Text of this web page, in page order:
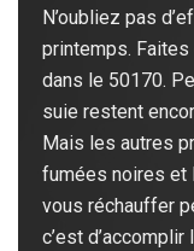
N’oubliez pas
printemps. Faites
dans le 50170.
suie restent
Mais les autres
fumées noires et
vous réchauffer
c’est